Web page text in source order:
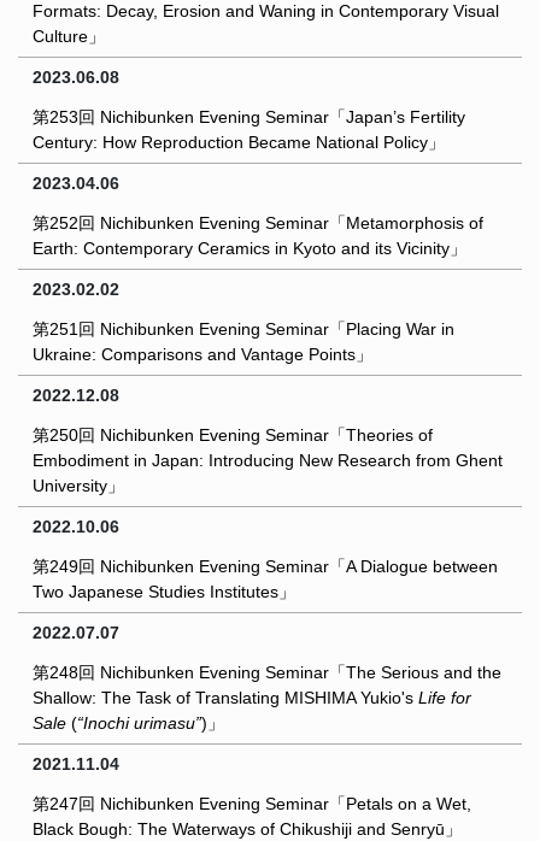
Formats: Decay, Erosion and Waning in Contemporary Visual
Culture」
2023.06.08
第253回 Nichibunken Evening Seminar「Japan’s Fertility
Century: How Reproduction Became National Policy」
2023.04.06
第252回 Nichibunken Evening Seminar「Metamorphosis of
Earth: Contemporary Ceramics in Kyoto and its Vicinity」
2023.02.02
第251回 Nichibunken Evening Seminar「Placing War in
Ukraine: Comparisons and Vantage Points」
2022.12.08
第250回 Nichibunken Evening Seminar「Theories of
Embodiment in Japan: Introducing New Research from Ghent
University」
2022.10.06
第249回 Nichibunken Evening Seminar「A Dialogue between
Two Japanese Studies Institutes」
2022.07.07
第248回 Nichibunken Evening Seminar「The Serious and the
Shallow: The Task of Translating MISHIMA Yukio's Life for
Sale (“Inochi urimasu”)」
2021.11.04
第247回 Nichibunken Evening Seminar「Petals on a Wet,
Black Bough: The Waterways of Chikushiji and Senryū」